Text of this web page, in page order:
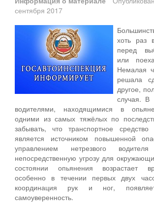
сентября 2017
хоть раз
перед
или
Немалая
решала
другое,
случая. В
водителями, находящимися в
одними из самых тяжёлых по
забывать, что транспортное
является источником повышенной
управлением нетрезвого водителя
непосредственную угрозу для
состоянии опьянения возрастает
особенно в течении первых двух
координация рук и ног,
самоуверенность.